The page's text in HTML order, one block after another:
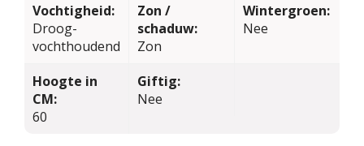
Vochtigheid:
Droog-
vochthoudend
Zon /
schaduw:
Zon
Wintergroen:
Nee
Hoogte in
CM:
60
Giftig:
Nee